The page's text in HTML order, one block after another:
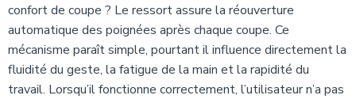
confort de coupe ? Le ressort assure la réouverture
automatique des poignées après chaque coupe. Ce
mécanisme paraît simple, pourtant il influence directement la
fluidité du geste, la fatigue de la main et la rapidité du
travail. Lorsqu’il fonctionne correctement, l’utilisateur n’a pas